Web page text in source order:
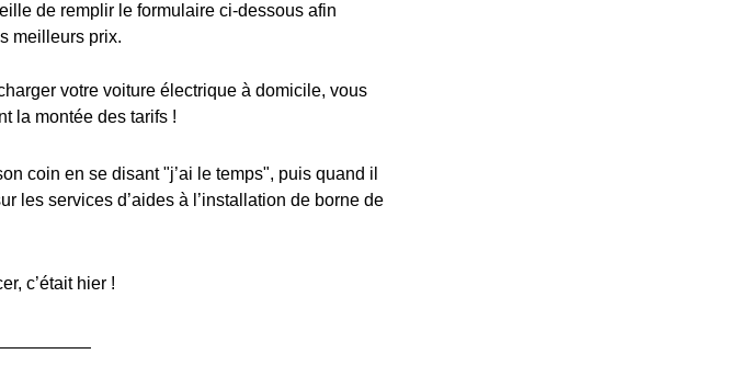
de remplir le formulaire ci-dessous afin
meilleurs prix.
votre voiture électrique à domicile, vous
la montée des tarifs !
coin en se disant "j’ai le temps", puis quand il
les services d’aides à l’installation de borne de
c’était hier !